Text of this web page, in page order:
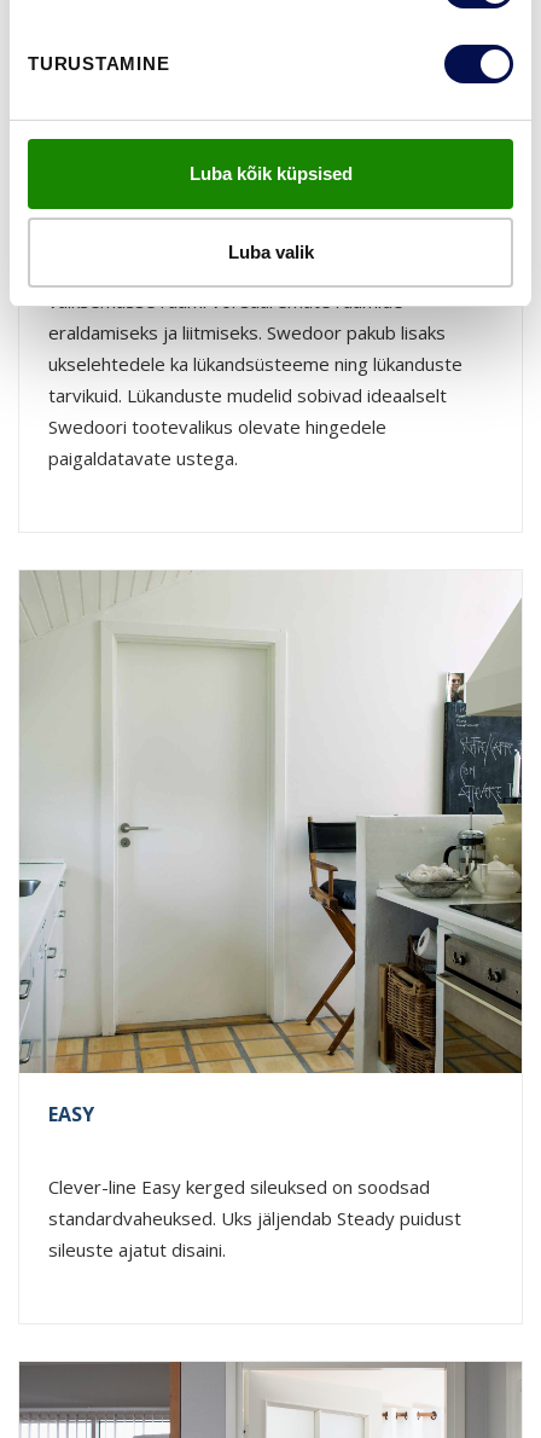
TURUSTAMINE
Luba kõik küpsised
Luba valik
SLIDE
Lükanduste kollektsiooni Slide uksed on ruumide
väiksemasse ruumi või suuremate ruumide
eraldamiseks ja liitmiseks. Swedoor pakub lisaks
ukselehtedele ka lükandsüsteeme ning lükanduste
tarvikuid. Lükanduste mudelid sobivad ideaalselt
Swedoori tootevalikus olevate hingedele
paigaldatavate ustega.
EASY
Clever-line Easy kerged sileuksed on soodsad
standardvaheuksed. Uks jäljendab Steady puidust
sileuste ajatut disaini.